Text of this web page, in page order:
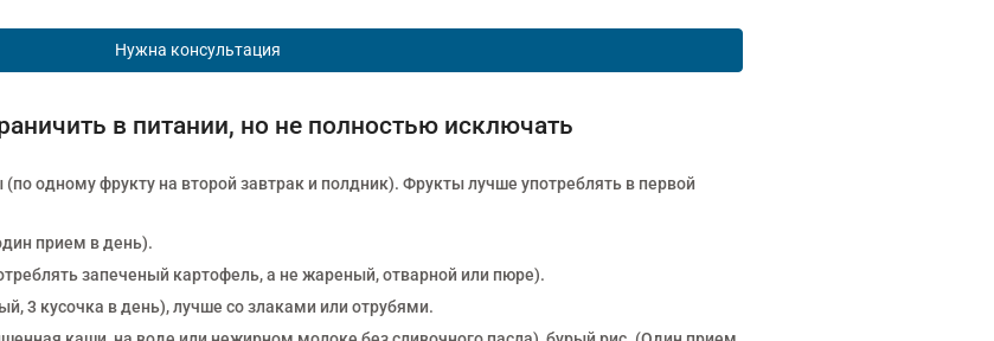
Нужна консультация
в питании, но не полностью исключать
одному фрукту на второй завтрак и полдник). Фрукты лучше употреблять в первой
прием в день).
запеченый картофель, а не жареный, отварной или пюре).
3 кусочка в день), лучше со злаками или отрубями.